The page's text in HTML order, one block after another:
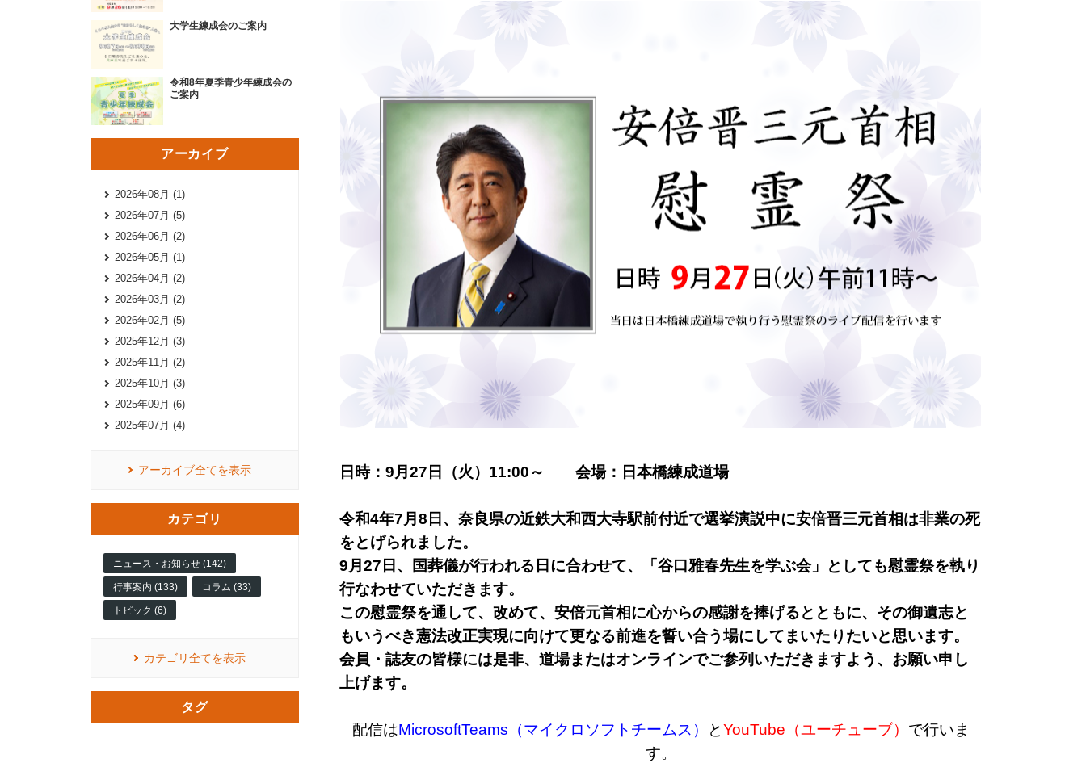
日時：9月27日（火）11:00～ 会場：日本橋練成道場
令和4年7月8日、奈良県の近鉄大和西大寺駅前付近で選挙演説中に安倍晋三元首相は非業の死
をとげられました。
9月27日、国葬儀が行われる日に合わせて、「谷口雅春先生を学ぶ会」としても慰霊祭を執り
行なわせていただきます。
この慰霊祭を通して、改めて、安倍元首相に心からの感謝を捧げるとともに、その御遺志と
もいうべき憲法改正実現に向けて更なる前進を誓い合う場にしてまいたりたいと思います。
会員・誌友の皆様には是非、道場またはオンラインでご参列いただきますよう、お願い申し
上げます。
配信はMicrosoftTeams（マイクロソフトチームス） とYouTube（ユーチューブ） で行いま
す。
大学生練成会のご案内
令和8年夏季青少年練成会の
ご案内
アーカイブ
2026年08月 (1)
2026年07月 (5)
2026年06月 (2)
2026年05月 (1)
2026年04月 (2)
2026年03月 (2)
2026年02月 (5)
2025年12月 (3)
2025年11月 (2)
2025年10月 (3)
2025年09月 (6)
2025年07月 (4)
アーカイブ全てを表示
カテゴリ
ニュース・お知らせ (142)
行事案内 (133) コラム (33)
トピック (6)
カテゴリ全てを表示
タグ